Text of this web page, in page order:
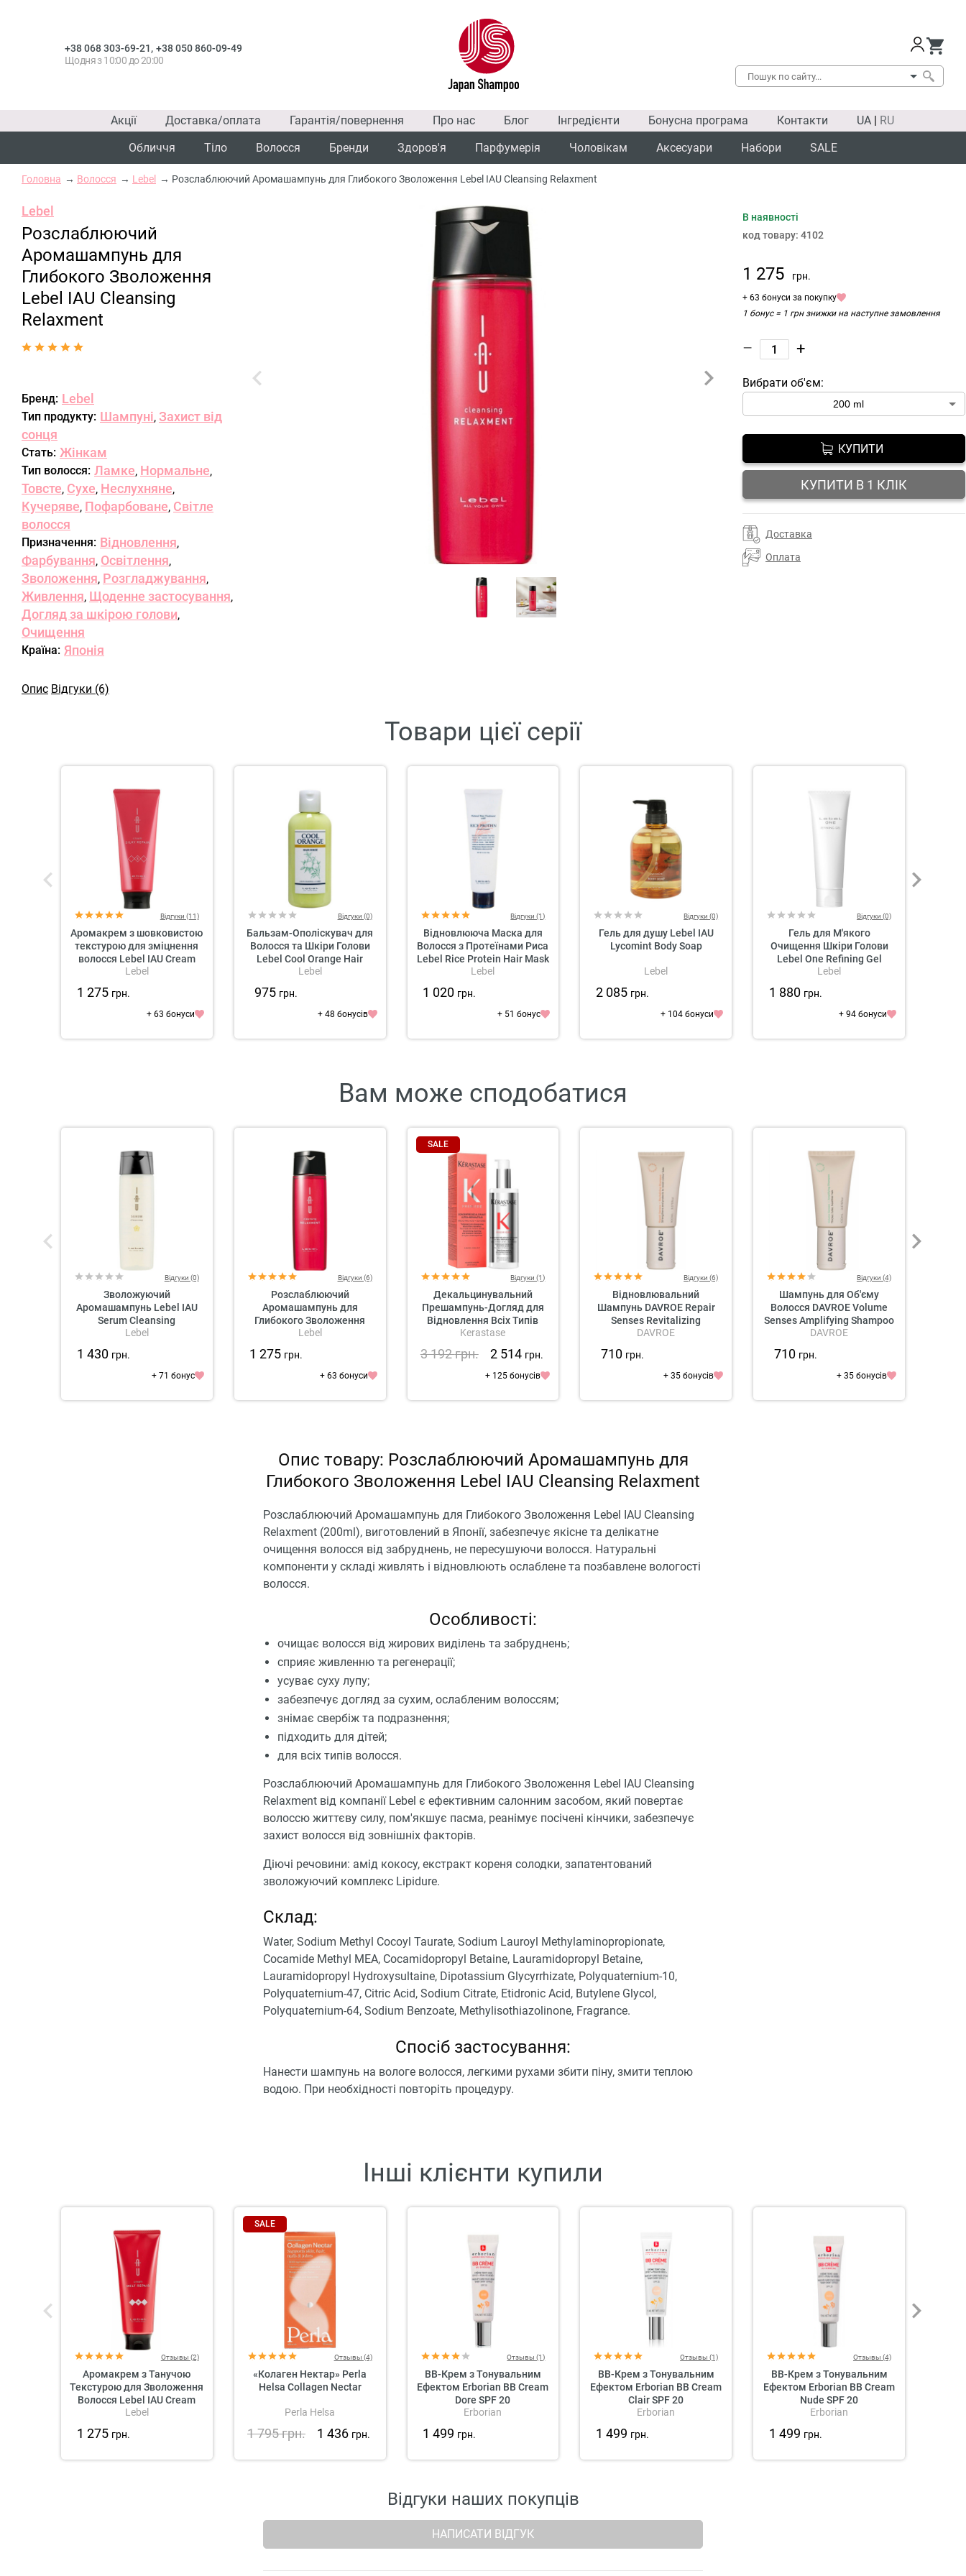
+38 068 303-69-21, +38 050 860-09-49
Щодня з 10:00 до 20:00
Акції Доставка/оплата Гарантія/повернення Про нас Блог Інгредієнти Бонусна програма Контакти UA | RU
Обличчя
Тіло Волосся Бренди Здоров'я Парфумерія Чоловікам Аксесуари Набори SALE
Головна Волосся Lebel Розслаблюючий Аромашампунь для Глибокого Зволоження Lebel IAU Cleansing Relaxment
Lebel
Розслаблюючий
Аромашампунь для
Глибокого Зволоження
Lebel IAU Cleansing
Relaxment
Бренд: Lebel
Тип продукту: Шампуні, Захист від
сонця
Стать: Жінкам
Тип волосся: Ламке, Нормальне,
Товсте, Сухе, Неслухняне,
Кучеряве, Пофарбоване, Світле
волосся
Призначення: Відновлення,
Фарбування, Освітлення,
Зволоження, Розгладжування,
Живлення, Щоденне застосування,
Догляд за шкірою голови,
Очищення
Країна: Японія
Опис Відгуки (6)
В наявності
код товару: 4102
1 275 грн.
+ 63 бонуси за покупку
1 бонус = 1 грн знижки на наступне замовлення
– +
Вибрати об'єм:
КУПИТИ
КУПИТИ В 1 КЛІК
Доставка
Оплата
Товари цієї серії
Відгуки (11)
Аромакрем з шовковистою
текстурою для зміцнення
волосся Lebel IAU Cream
Silky Repair
Lebel
1 275 грн.
+ 63 бонуси
Відгуки (0)
Бальзам-Ополіскувач для
Волосся та Шкіри Голови
Lebel Cool Orange Hair
Rinse
Lebel
975 грн.
+ 48 бонусів
Відгуки (1)
Відновлююча Маска для
Волосся з Протеїнами Риса
Lebel Rice Protein Hair Mask
Lebel
1 020 грн.
+ 51 бонус
Відгуки (0)
Гель для душу Lebel IAU
Lycomint Body Soap
Lebel
2 085 грн.
+ 104 бонуси
Відгуки (0)
Гель для М'якого
Очищення Шкіри Голови
Lebel One Refining Gel
Lebel
1 880 грн.
+ 94 бонуси
Вам може сподобатися
Відгуки (0)
Зволожуючий
Аромашампунь Lebel IAU
Serum Cleansing
Lebel
1 430 грн.
+ 71 бонус
Відгуки (6)
Розслаблюючий
Аромашампунь для
Глибокого Зволоження
Lebel IAU Cleansing
Lebel
1 275 грн.
+ 63 бонуси
SALE
Відгуки (1)
Декальцинувальний
Прешампунь-Догляд для
Відновлення Всіх Типів
Пошкодженого Волосся
Concentre Decalcifiant Ultra-
Reparateur
Kerastase
3 192грн. 2 514 грн.
+ 125 бонусів
Відгуки (6)
Відновлювальний
Шампунь DAVROE Repair
Senses Revitalizing
Shampoo
DAVROE
710 грн.
+ 35 бонусів
Відгуки (4)
Шампунь для Об'єму
Волосся DAVROE Volume
Senses Amplifying Shampoo
DAVROE
710 грн.
+ 35 бонусів
Опис товару: Розслаблюючий Аромашампунь для
Глибокого Зволоження Lebel IAU Cleansing Relaxment
Розслаблюючий Аромашампунь для Глибокого Зволоження Lebel IAU Cleansing
Relaxment (200ml), виготовлений в Японії, забезпечує якісне та делікатне
очищення волосся від забруднень, не пересушуючи волосся. Натуральні
компоненти у складі живлять і відновлюють ослаблене та позбавлене вологості
волосся.
Особливості:
очищає волосся від жирових виділень та забруднень;
сприяє живленню та регенерації;
усуває суху лупу;
забезпечує догляд за сухим, ослабленим волоссям;
знімає свербіж та подразнення;
підходить для дітей;
для всіх типів волосся.
Розслаблюючий Аромашампунь для Глибокого Зволоження Lebel IAU Cleansing
Relaxment від компанії Lebel є ефективним салонним засобом, який повертає
волоссю життєву силу, пом'якшує пасма, реанімує посічені кінчики, забезпечує
захист волосся від зовнішніх факторів.
Діючі речовини: амід кокосу, екстракт кореня солодки, запатентований
зволожуючий комплекс Lipidure.
Склад:
Water, Sodium Methyl Cocoyl Taurate, Sodium Lauroyl Methylaminopropionate,
Cocamide Methyl MEA, Cocamidopropyl Betaine, Lauramidopropyl Betaine,
Lauramidopropyl Hydroxysultaine, Dipotassium Glycyrrhizate, Polyquaternium-10,
Polyquaternium-47, Citric Acid, Sodium Citrate, Etidronic Acid, Butylene Glycol,
Polyquaternium-64, Sodium Benzoate, Methylisothiazolinone, Fragrance.
Спосіб застосування:
Нанести шампунь на вологе волосся, легкими рухами збити піну, змити теплою
водою. При необхідності повторіть процедуру.
Інші клієнти купили
Отзывы (2)
Аромакрем з Танучою
Текстурою для Зволоження
Волосся Lebel IAU Cream
Melt Repair
Lebel
1 275 грн.
SALE
Отзывы (4)
«Колаген Нектар» Perla
Helsa Collagen Nectar
Perla Helsa
1 795грн. 1 436 грн.
Отзывы (1)
BB-Крем з Тонувальним
Ефектом Erborian BB Cream
Dore SPF 20
Erborian
1 499 грн.
Отзывы (1)
BB-Крем з Тонувальним
Ефектом Erborian BB Cream
Clair SPF 20
Erborian
1 499 грн.
Отзывы (4)
BB-Крем з Тонувальним
Ефектом Erborian BB Cream
Nude SPF 20
Erborian
1 499 грн.
Відгуки наших покупців
НАПИСАТИ ВІДГУК